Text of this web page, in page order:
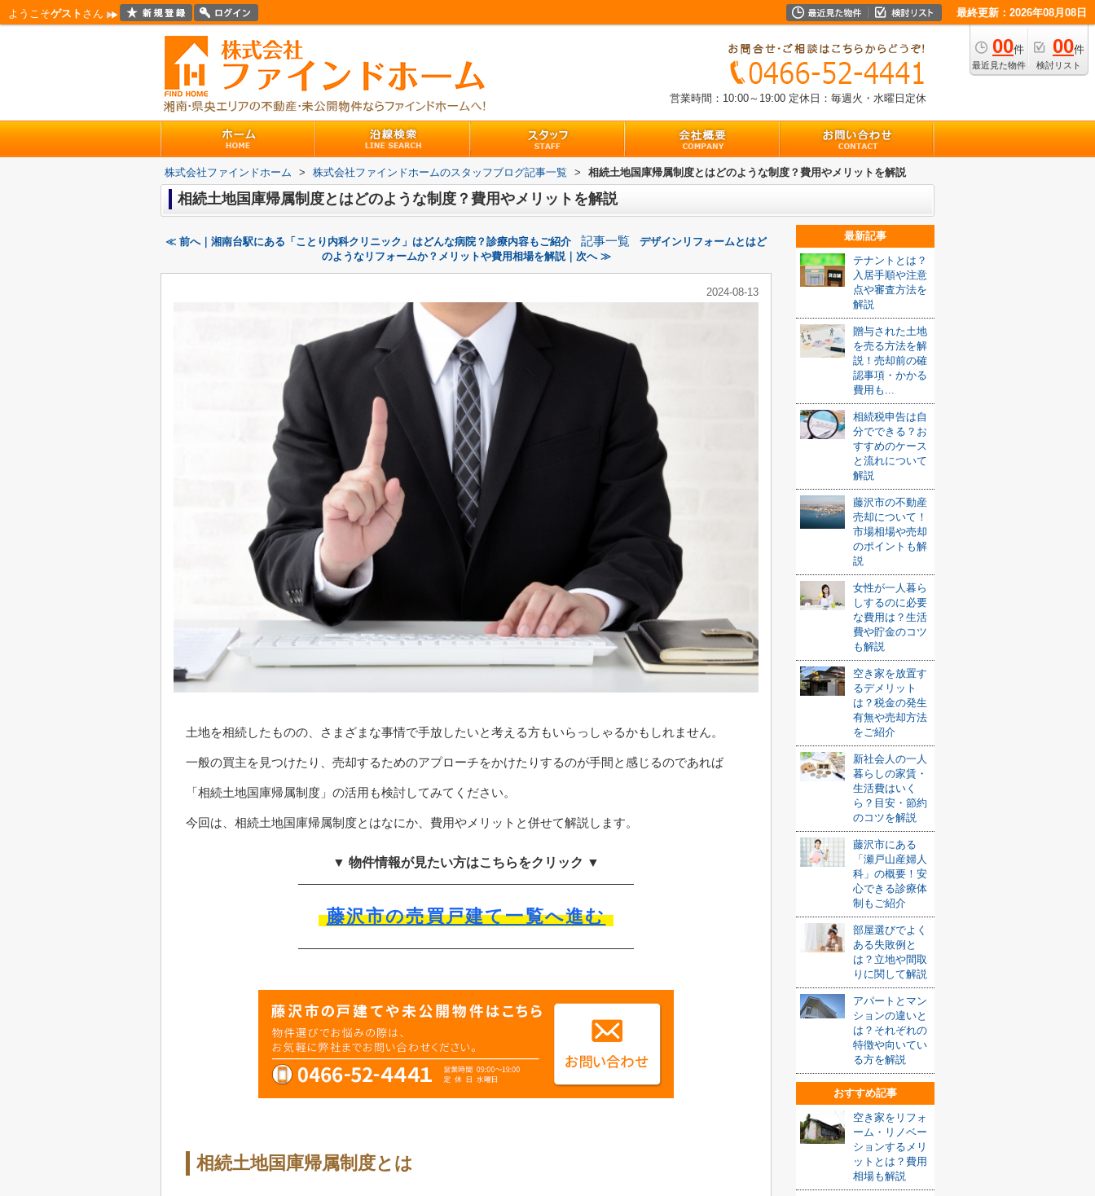
ようこそゲスト さん 最終更新：2026年08月08日
00件
最近見た物件
00件
検討リスト
営業時間：10:00～19:00 定休日：毎週火・水曜日定休
株式会社ファインドホーム > 株式会社ファインドホームのスタッフブログ記事一覧 > 相続土地国庫帰属制度とはどのような制度？費用やメリットを解説
相続土地国庫帰属制度とはどのような制度？費用やメリットを解説
≪ 前へ｜湘南台駅にある「ことり内科クリニック」はどんな病院？診療内容もご紹介 記事一覧
デザインリフォームとはど
のようなリフォームか？メリットや費用相場を解説｜次へ ≫
2024-08-13
土地を相続したものの、さまざまな事情で手放したいと考える方もいらっしゃるかもしれません。
一般の買主を見つけたり、売却するためのアプローチをかけたりするのが手間と感じるのであれば
「相続土地国庫帰属制度」の活用も検討してみてください。
今回は、相続土地国庫帰属制度とはなにか、費用やメリットと併せて解説します。
▼ 物件情報が見たい方はこちらをクリック ▼
藤沢市の売買戸建て一覧へ進む
相続土地国庫帰属制度とは
最新記事
テナントとは？
入居手順や注意
点や審査方法を
解説
贈与された土地
を売る方法を解
説！売却前の確
認事項・かかる
費用も...
相続税申告は自
分でできる？お
すすめのケース
と流れについて
解説
藤沢市の不動産
売却について！
市場相場や売却
のポイントも解
説
女性が一人暮ら
しするのに必要
な費用は？生活
費や貯金のコツ
も解説
空き家を放置す
るデメリット
は？税金の発生
有無や売却方法
をご紹介
新社会人の一人
暮らしの家賃・
生活費はいく
ら？目安・節約
のコツを解説
藤沢市にある
「瀬戸山産婦人
科」の概要！安
心できる診療体
制もご紹介
部屋選びでよく
ある失敗例と
は？立地や間取
りに関して解説
アパートとマン
ションの違いと
は？それぞれの
特徴や向いてい
る方を解説
おすすめ記事
空き家をリフォ
ーム・リノベー
ションするメリ
ットとは？費用
相場も解説